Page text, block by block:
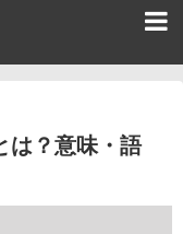
は？意味・語